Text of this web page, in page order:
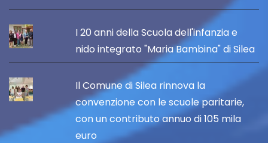
I 20 anni della Scuola dell'infanzia e
nido integrato "Maria Bambina" di Silea
Il Comune di Silea rinnova la
convenzione con le scuole paritarie,
con un contributo annuo di 105 mila
euro